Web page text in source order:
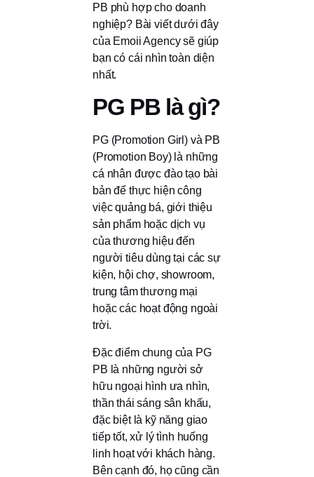
PB phù hợp cho doanh
nghiệp? Bài viết dưới đây
của Emoii Agency sẽ giúp
bạn có cái nhìn toàn diện
nhất.
PG PB là gì?
PG (Promotion Girl) và PB
(Promotion Boy) là những
cá nhân được đào tạo bài
bản để thực hiện công
việc quảng bá, giới thiệu
sản phẩm hoặc dịch vụ
của thương hiệu đến
người tiêu dùng tại các sự
kiện, hội chợ, showroom,
trung tâm thương mại
hoặc các hoạt động ngoài
trời.
Đặc điểm chung của PG
PB là những người sở
hữu ngoại hình ưa nhìn,
thần thái sáng sân khấu,
đặc biệt là kỹ năng giao
tiếp tốt, xử lý tình huống
linh hoạt với khách hàng.
Bên cạnh đó, họ cũng cần